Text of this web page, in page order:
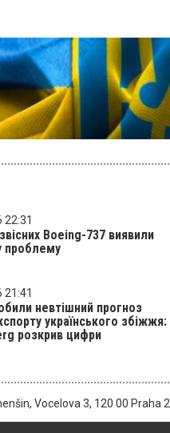
22:31
Boeing-737 виявили
проблему
21:41
невтішний прогноз
українського збіжжя:
розкрив цифри
Vocelova 3, 120 00 Praha 2